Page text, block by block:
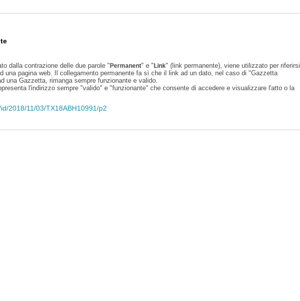
dalla contrazione delle due parole "Permanent" e "Link" (link permanente), viene utilizzato per riferirsi
una pagina web. Il collegamento permanente fa sì che il link ad un dato, nel caso di "Gazzetta
una Gazzetta, rimanga sempre funzionante e valido.
l'indirizzo sempre "valido" e "funzionante" che consente di accedere e visualizzare l'atto o la
2018/11/03/TX18ABH10991/p2